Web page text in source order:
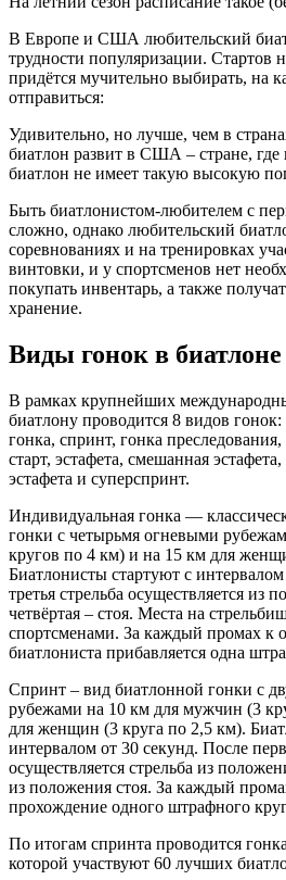
В Европе и США любительский
трудности популяризации. Стартов
придётся мучительно выбирать, на
отправиться:
Удивительно, но лучше, чем в
биатлон развит в США – стране,
биатлон не имеет такую высокую
Быть биатлонистом-любителем с
сложно, однако любительский
соревнованиях и на тренировках
винтовки, и у спортсменов нет
покупать инвентарь, а также
хранение.
Виды гонок в биатлоне
В рамках крупнейших
биатлону проводится 8 видов
гонка, спринт, гонка преследования,
старт, эстафета, смешанная
эстафета и суперспринт.
Индивидуальная гонка —
гонки с четырьмя огневыми
кругов по 4 км) и на 15 км для
Биатлонисты стартуют с
третья стрельба осуществляется из
четвёртая – стоя. Места на
спортсменами. За каждый промах к
биатлониста прибавляется одна
Спринт – вид биатлонной гонки с
рубежами на 10 км для мужчин (3
для женщин (3 круга по 2,5 км).
интервалом от 30 секунд. После
осуществляется стрельба из
из положения стоя. За каждый
прохождение одного штрафного
По итогам спринта проводится
которой участвуют 60 лучших